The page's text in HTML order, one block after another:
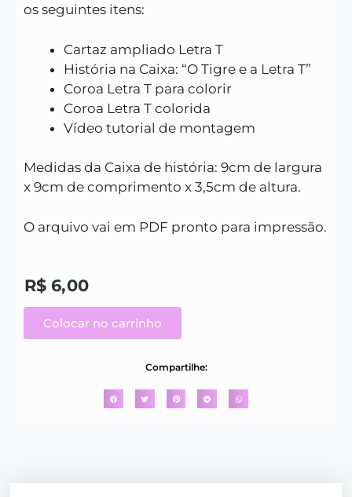
os seguintes itens:
Cartaz ampliado Letra T
História na Caixa: “O Tigre e a Letra T”
Coroa Letra T para colorir
Coroa Letra T colorida
Vídeo tutorial de montagem
Medidas da Caixa de história: 9cm de largura
x 9cm de comprimento x 3,5cm de altura.
O arquivo vai em PDF pronto para impressão.
R$ 6,00
Colocar no carrinho
Compartilhe: